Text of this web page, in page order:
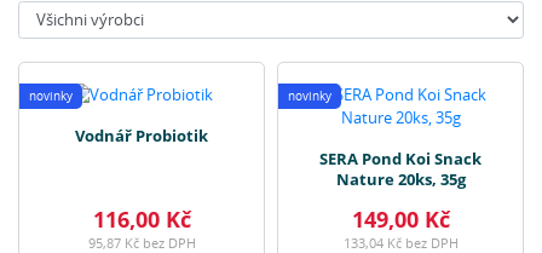
Výrobci:
novinky
Vodnář Probiotik
116,00 Kč
95,87 Kč bez DPH
novinky
SERA Pond Koi Snack
Nature 20ks, 35g
149,00 Kč
133,04 Kč bez DPH